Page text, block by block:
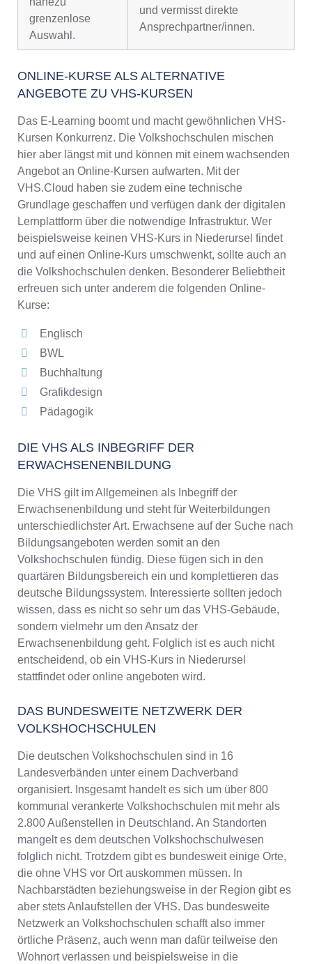
grenzenlose
Auswahl.
und vermisst direkte
Ansprechpartner/innen.
ONLINE-KURSE ALS ALTERNATIVE
ANGEBOTE ZU VHS-KURSEN
Das E-Learning boomt und macht gewöhnlichen VHS-
Kursen Konkurrenz. Die Volkshochschulen mischen
hier aber längst mit und können mit einem wachsenden
Angebot an Online-Kursen aufwarten. Mit der
VHS.Cloud haben sie zudem eine technische
Grundlage geschaffen und verfügen dank der digitalen
Lernplattform über die notwendige Infrastruktur. Wer
beispielsweise keinen VHS-Kurs in Niederursel findet
und auf einen Online-Kurs umschwenkt, sollte auch an
die Volkshochschulen denken. Besonderer Beliebtheit
erfreuen sich unter anderem die folgenden Online-
Kurse:
Englisch
BWL
Buchhaltung
Grafikdesign
Pädagogik
DIE VHS ALS INBEGRIFF DER
ERWACHSENENBILDUNG
Die VHS gilt im Allgemeinen als Inbegriff der
Erwachsenenbildung und steht für Weiterbildungen
unterschiedlichster Art. Erwachsene auf der Suche nach
Bildungsangeboten werden somit an den
Volkshochschulen fündig. Diese fügen sich in den
quartären Bildungsbereich ein und komplettieren das
deutsche Bildungssystem. Interessierte sollten jedoch
wissen, dass es nicht so sehr um das VHS-Gebäude,
sondern vielmehr um den Ansatz der
Erwachsenenbildung geht. Folglich ist es auch nicht
entscheidend, ob ein VHS-Kurs in Niederursel
stattfindet oder online angeboten wird.
DAS BUNDESWEITE NETZWERK DER
VOLKSHOCHSCHULEN
Die deutschen Volkshochschulen sind in 16
Landesverbänden unter einem Dachverband
organisiert. Insgesamt handelt es sich um über 800
kommunal verankerte Volkshochschulen mit mehr als
2.800 Außenstellen in Deutschland. An Standorten
mangelt es dem deutschen Volkshochschulwesen
folglich nicht. Trotzdem gibt es bundesweit einige Orte,
die ohne VHS vor Ort auskommen müssen. In
Nachbarstädten beziehungsweise in der Region gibt es
aber stets Anlaufstellen der VHS. Das bundesweite
Netzwerk an Volkshochschulen schafft also immer
örtliche Präsenz, auch wenn man dafür teilweise den
Wohnort verlassen und beispielsweise in die